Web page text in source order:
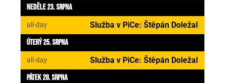
Neděle 23. Srpna
all-day
Služba v PiCe: Štěpán Doležal
Úterý 25. Srpna
all-day
Služba v PiCe: Štěpán Doležal
Pátek 28. Srpna